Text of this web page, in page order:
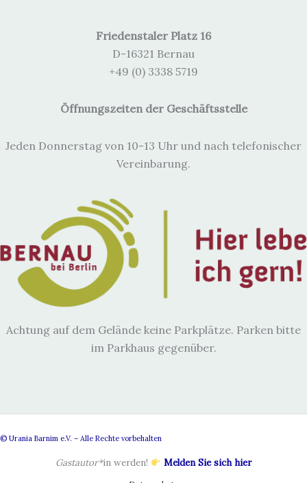
Friedenstaler Platz 16
D-16321 Bernau
+49 (0) 3338 5719
Öffnungszeiten der Geschäftsstelle
Jeden Donnerstag von 10-13 Uhr und nach telefonischer
Vereinbarung.
Achtung auf dem Gelände keine Parkplätze. Parken bitte
im Parkhaus gegenüber.
© Urania Barnim e.V. – Alle Rechte vorbehalten
Gastautor*in werden! Melden Sie sich hier